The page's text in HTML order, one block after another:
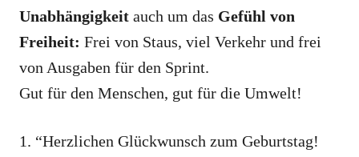
Unabhängigkeit auch um das Gefühl von
Freiheit: Frei von Staus, viel Verkehr und frei
von Ausgaben für den Sprint.
Gut für den Menschen, gut für die Umwelt!
1. “Herzlichen Glückwunsch zum Geburtstag!